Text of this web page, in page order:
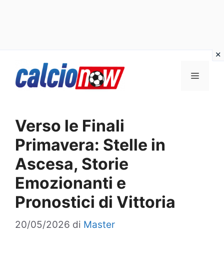
Menu
Verso le Finali
Primavera: Stelle in
Ascesa, Storie
Emozionanti e
Pronostici di Vittoria
20/05/2026 di Master